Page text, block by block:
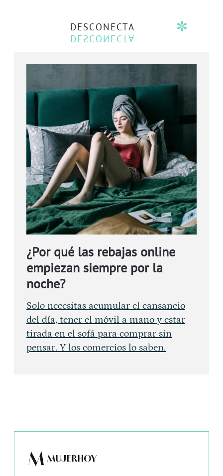
DESCONECTA
¿Por qué las rebajas online
empiezan siempre por la
noche?
Solo necesitas acumular el cansancio
del día, tener el móvil a mano y estar
tirada en el sofá para comprar sin
pensar. Y los comercios lo saben.